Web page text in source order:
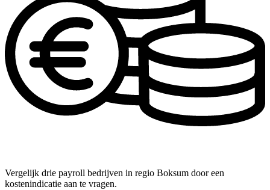
Vergelijk drie payroll bedrijven in regio Boksum door een
kostenindicatie aan te vragen.